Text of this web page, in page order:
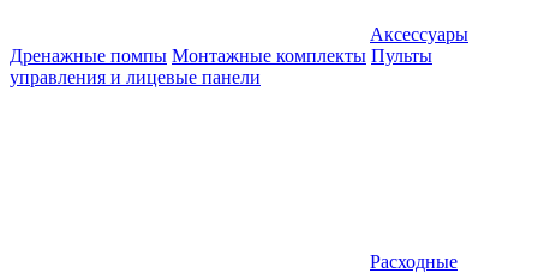
Аксессуары
Дренажные помпы Монтажные комплекты Пульты
управления и лицевые панели
Расходные